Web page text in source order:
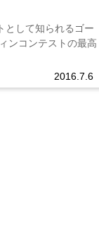
2016.7.6
として知られるゴー
ンコンテストの最高